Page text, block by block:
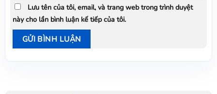
Lưu tên của tôi, email, và trang web trong trình duyệt
này cho lần bình luận kế tiếp của tôi.